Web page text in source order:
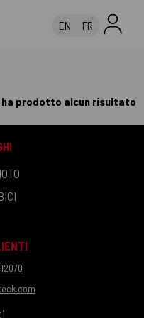
EN FR
ha prodotto alcun risultato